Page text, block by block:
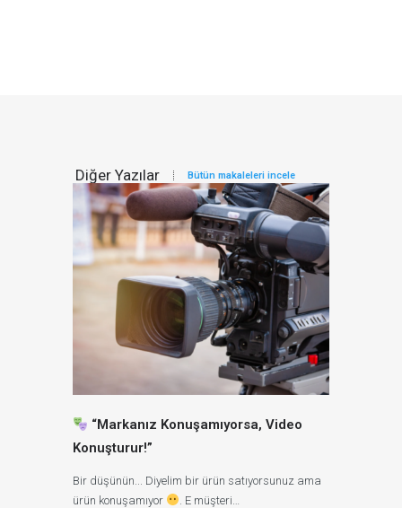
Diğer Yazılar Bütün makaleleri incele
“Markanız Konuşamıyorsa, Video
Konuşturur!”
Bir düşünün... Diyelim bir ürün satıyorsunuz ama
ürün konuşamıyor
. E müşteri…